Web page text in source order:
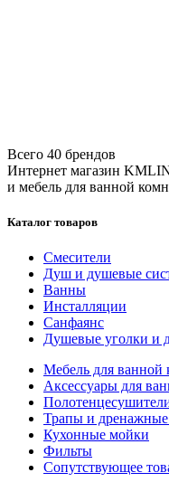
Всего 40 брендов
Интернет магазин
и мебель для ванной
Каталог товаров
Смесители
Душ и душевые
Ванны
Инсталляции
Санфаянс
Душевые уголки и
Мебель для ванной
Аксессуары для
Трапы и
Кухонные мойки
Фильты
Сопутствующее